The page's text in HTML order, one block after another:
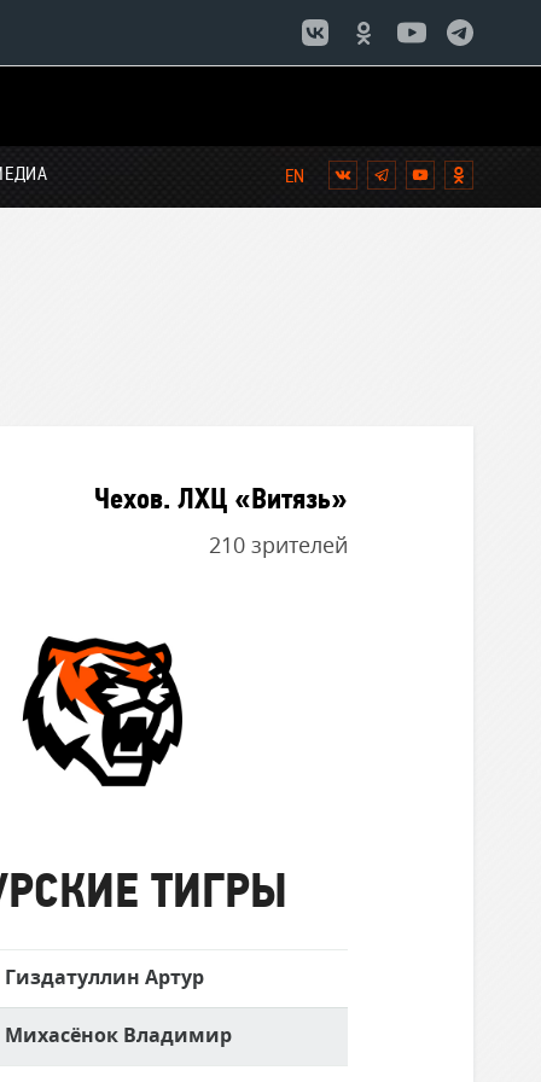
Вконтакте
Telegram
YouTube
Чехов. ЛХЦ «Витязь»
210 зрителей
Амурские
Тигры
ТИГРЫ
Гиздатуллин Артур
Михасёнок Владимир